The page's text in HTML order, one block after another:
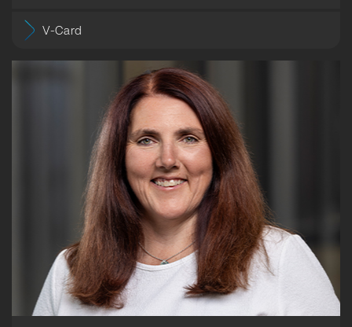
V-Card